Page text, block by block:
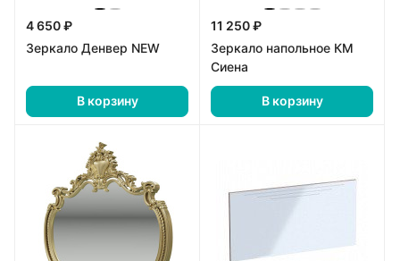
4 650 ₽
Зеркало Денвер NEW
В корзину
11 250 ₽
Зеркало напольное КМ
Сиена
В корзину